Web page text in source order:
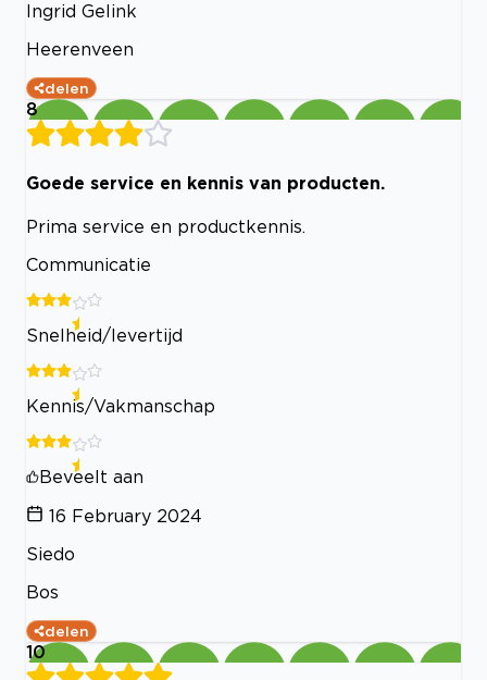
Ingrid Gelink
Heerenveen
delen
8
Goede service en kennis van producten.
Prima service en productkennis.
Communicatie
Snelheid/levertijd
Kennis/Vakmanschap
Beveelt aan
16 February 2024
Siedo
Bos
delen
10